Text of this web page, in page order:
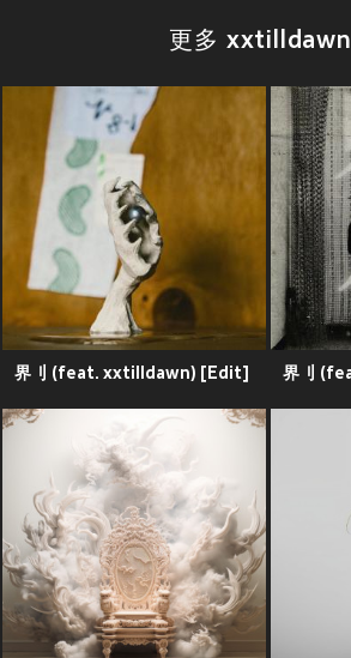
更多 xxtilldawn
界刂 (feat. xxtilldawn) [Edit]